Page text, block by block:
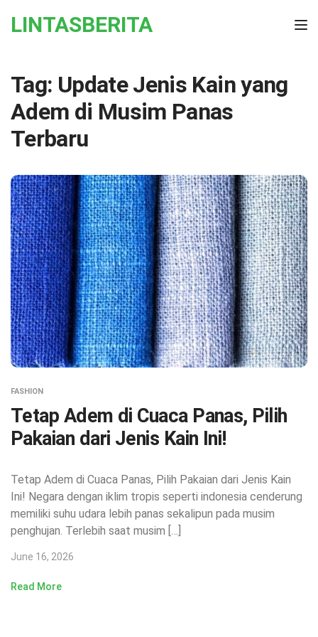
LINTASBERITA
Tag: Update Jenis Kain yang
Adem di Musim Panas
Terbaru
FASHION
Tetap Adem di Cuaca Panas, Pilih
Pakaian dari Jenis Kain Ini!
Tetap Adem di Cuaca Panas, Pilih Pakaian dari Jenis Kain
Ini! Negara dengan iklim tropis seperti indonesia cenderung
memiliki suhu udara lebih panas sekalipun pada musim
penghujan. Terlebih saat musim […]
June 16, 2026
Read More